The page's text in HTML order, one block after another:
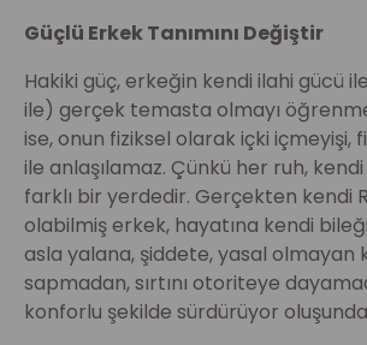
Güçlü Erkek Tanımını Değiştir
Hakiki güç, erkeğin kendi ilahi gücü
ile) gerçek temasta olmayı
ise, onun fiziksel olarak içki içmeyişi,
ile anlaşılamaz. Çünkü her ruh,
farklı bir yerdedir. Gerçekten kendi
olabilmiş erkek, hayatına kendi
asla yalana, şiddete, yasal olmayan
sapmadan, sırtını otoriteye
konforlu şekilde sürdürüyor